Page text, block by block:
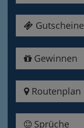
Gutscheine
Gewinnen
Routenplan
Sprüche